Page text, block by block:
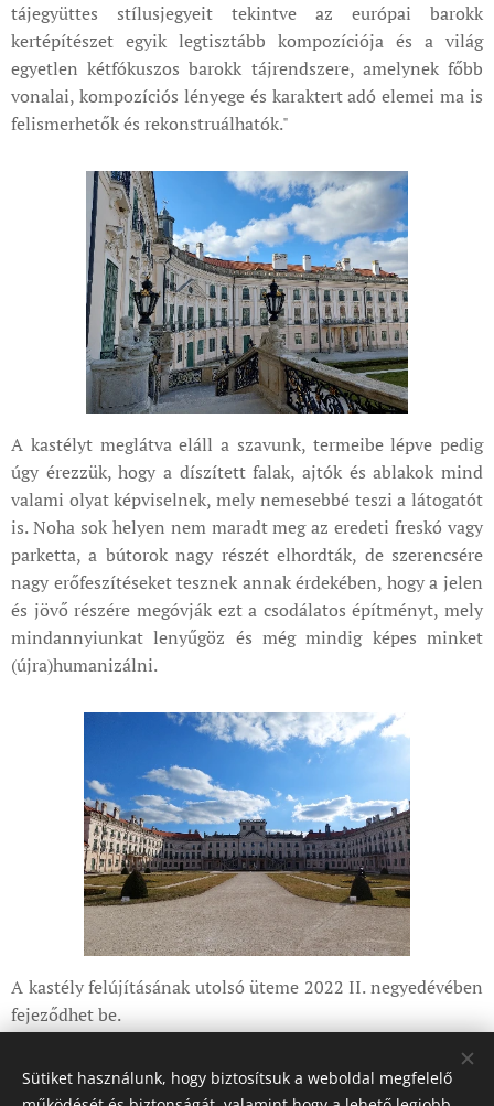
tájegyüttes stílusjegyeit tekintve az európai barokk
kertépítészet egyik legtisztább kompozíciója és a világ
egyetlen kétfókuszos barokk tájrendszere, amelynek főbb
vonalai, kompozíciós lényege és karaktert adó elemei ma is
felismerhetők és rekonstruálhatók."
A kastélyt meglátva eláll a szavunk, termeibe lépve pedig
úgy érezzük, hogy a díszített falak, ajtók és ablakok mind
valami olyat képviselnek, mely nemesebbé teszi a látogatót
is. Noha sok helyen nem maradt meg az eredeti freskó vagy
parketta, a bútorok nagy részét elhordták, de szerencsére
nagy erőfeszítéseket tesznek annak érdekében, hogy a jelen
és jövő részére megóvják ezt a csodálatos építményt, mely
mindannyiunkat lenyűgöz és még mindig képes minket
(újra)humanizálni.
A kastély felújításának utolsó üteme 2022 II. negyedévében
fejeződhet be.
Share
Sütiket használunk, hogy biztosítsuk a weboldal megfelelő